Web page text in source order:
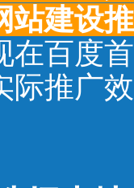
建设
在百度
际推广